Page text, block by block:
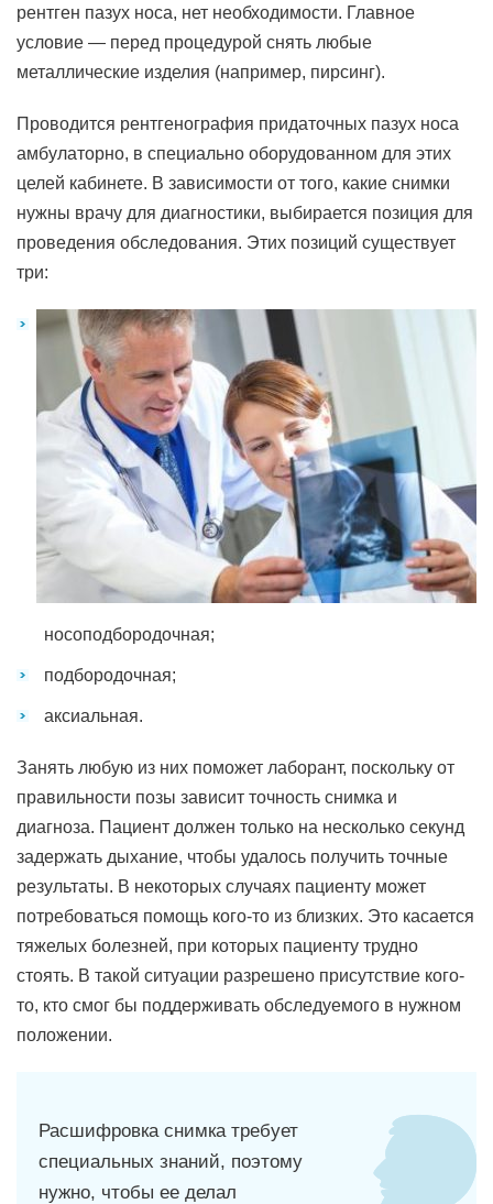
рентген пазух носа, нет необходимости. Главное
условие — перед процедурой снять любые
металлические изделия (например, пирсинг).
Проводится рентгенография придаточных пазух носа
амбулаторно, в специально оборудованном для этих
целей кабинете. В зависимости от того, какие снимки
нужны врачу для диагностики, выбирается позиция для
проведения обследования. Этих позиций существует
три:
носоподбородочная;
подбородочная;
аксиальная.
Занять любую из них поможет лаборант, поскольку от
правильности позы зависит точность снимка и
диагноза. Пациент должен только на несколько секунд
задержать дыхание, чтобы удалось получить точные
результаты. В некоторых случаях пациенту может
потребоваться помощь кого-то из близких. Это касается
тяжелых болезней, при которых пациенту трудно
стоять. В такой ситуации разрешено присутствие кого-
то, кто смог бы поддерживать обследуемого в нужном
положении.
Расшифровка снимка требует
специальных знаний, поэтому
нужно, чтобы ее делал